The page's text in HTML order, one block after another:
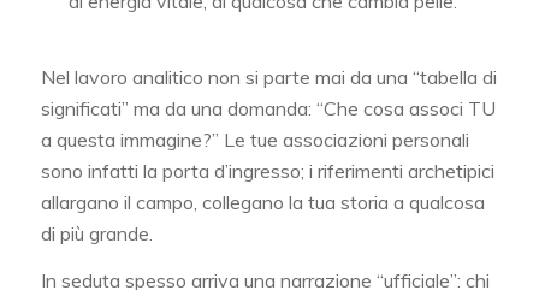
Nel lavoro analitico non si parte mai da una “tabella di
significati” ma da una domanda: “Che cosa associ TU
a questa immagine?” Le tue associazioni personali
sono infatti la porta d’ingresso; i riferimenti archetipici
allargano il campo, collegano la tua storia a qualcosa
di più grande.
In seduta spesso arriva una narrazione “ufficiale”: chi